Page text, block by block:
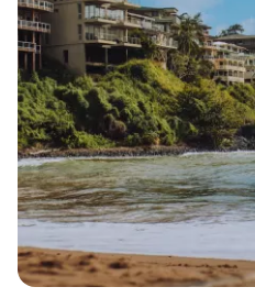
Poursuivre